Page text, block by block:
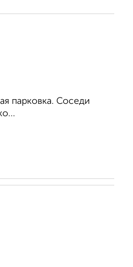
парковка. Соседи